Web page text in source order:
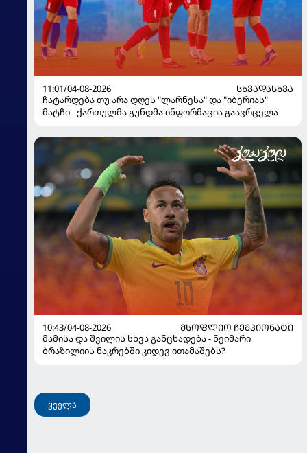
11:01/04-08-2026
ᲡᲮᲕᲐᲓᲐᲡᲮᲕᲐ
ჩატარდება თუ არა დღეს "ლარნესა" და "იბერიას"
მატჩი - ქართულმა გუნდმა ინფორმაცია გაავრცელა
10:43/04-08-2026
ᲛᲡᲝᲤᲚᲘᲝ ᲩᲔᲛᲞᲘᲝᲜᲐᲢᲘ
მამისა და შვილის სხვა განცხადება - ნეიმარი
ბრაზილიის ნაკრებში კიდევ ითამაშებს?
ყველა